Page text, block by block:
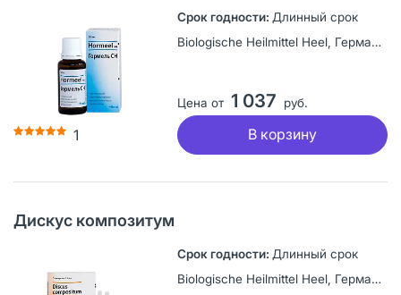
1
Длинный срок
Biologische Heilmittel Heel, Германия
Цена от 1 037 руб.
В корзину
Дискус композитум
Длинный срок
Biologische Heilmittel Heel, Германия